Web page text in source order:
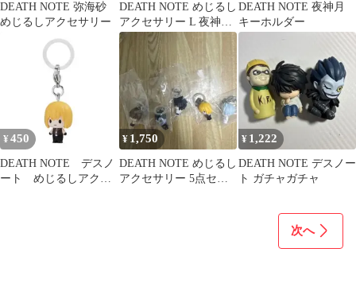
DEATH NOTE 弥海砂
めじるしアクセサリー
DEATH NOTE めじるし
アクセサリー L 夜神月
セット
DEATH NOTE 夜神月
キーホルダー
¥ 450
DEATH NOTE デスノ
ート めじるしアクセ
¥ 1,750
DEATH NOTE めじるし
アクセサリー 5点セッ
¥ 1,222
DEATH NOTE デスノー
ト ガチャガチャ
次へ